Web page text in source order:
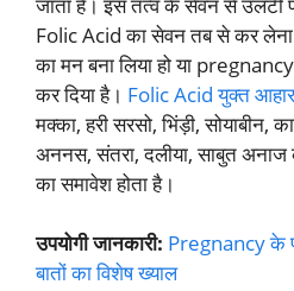
Folic Acid का सेवन तब से कर
का मन बना लिया हो या
कर दिया है। Folic Acid युक्त
मक्का, हरी सरसो, भिंड़ी, सोयाबीन,
अननस, संतरा, दलीया, साबुत
का समावेश होता है।
उपयोगी जानकारी: Pregnancy के
बातों का विशेष ख्याल